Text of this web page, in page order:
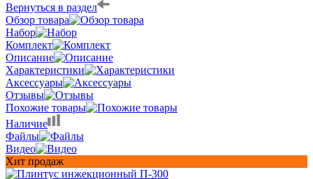
Вернуться в раздел
Обзор товара
Набор
Комплект
Описание
Характеристики
Аксессуары
Отзывы
Похожие товары
Наличие
Файлы
Видео
Хит продаж